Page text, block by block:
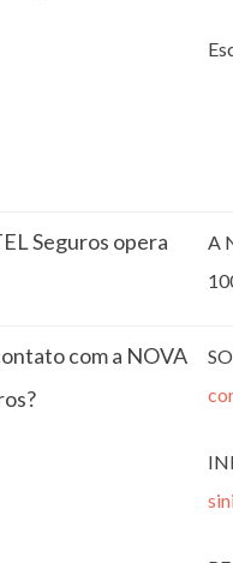
Seguros opera
A
com a NOVA